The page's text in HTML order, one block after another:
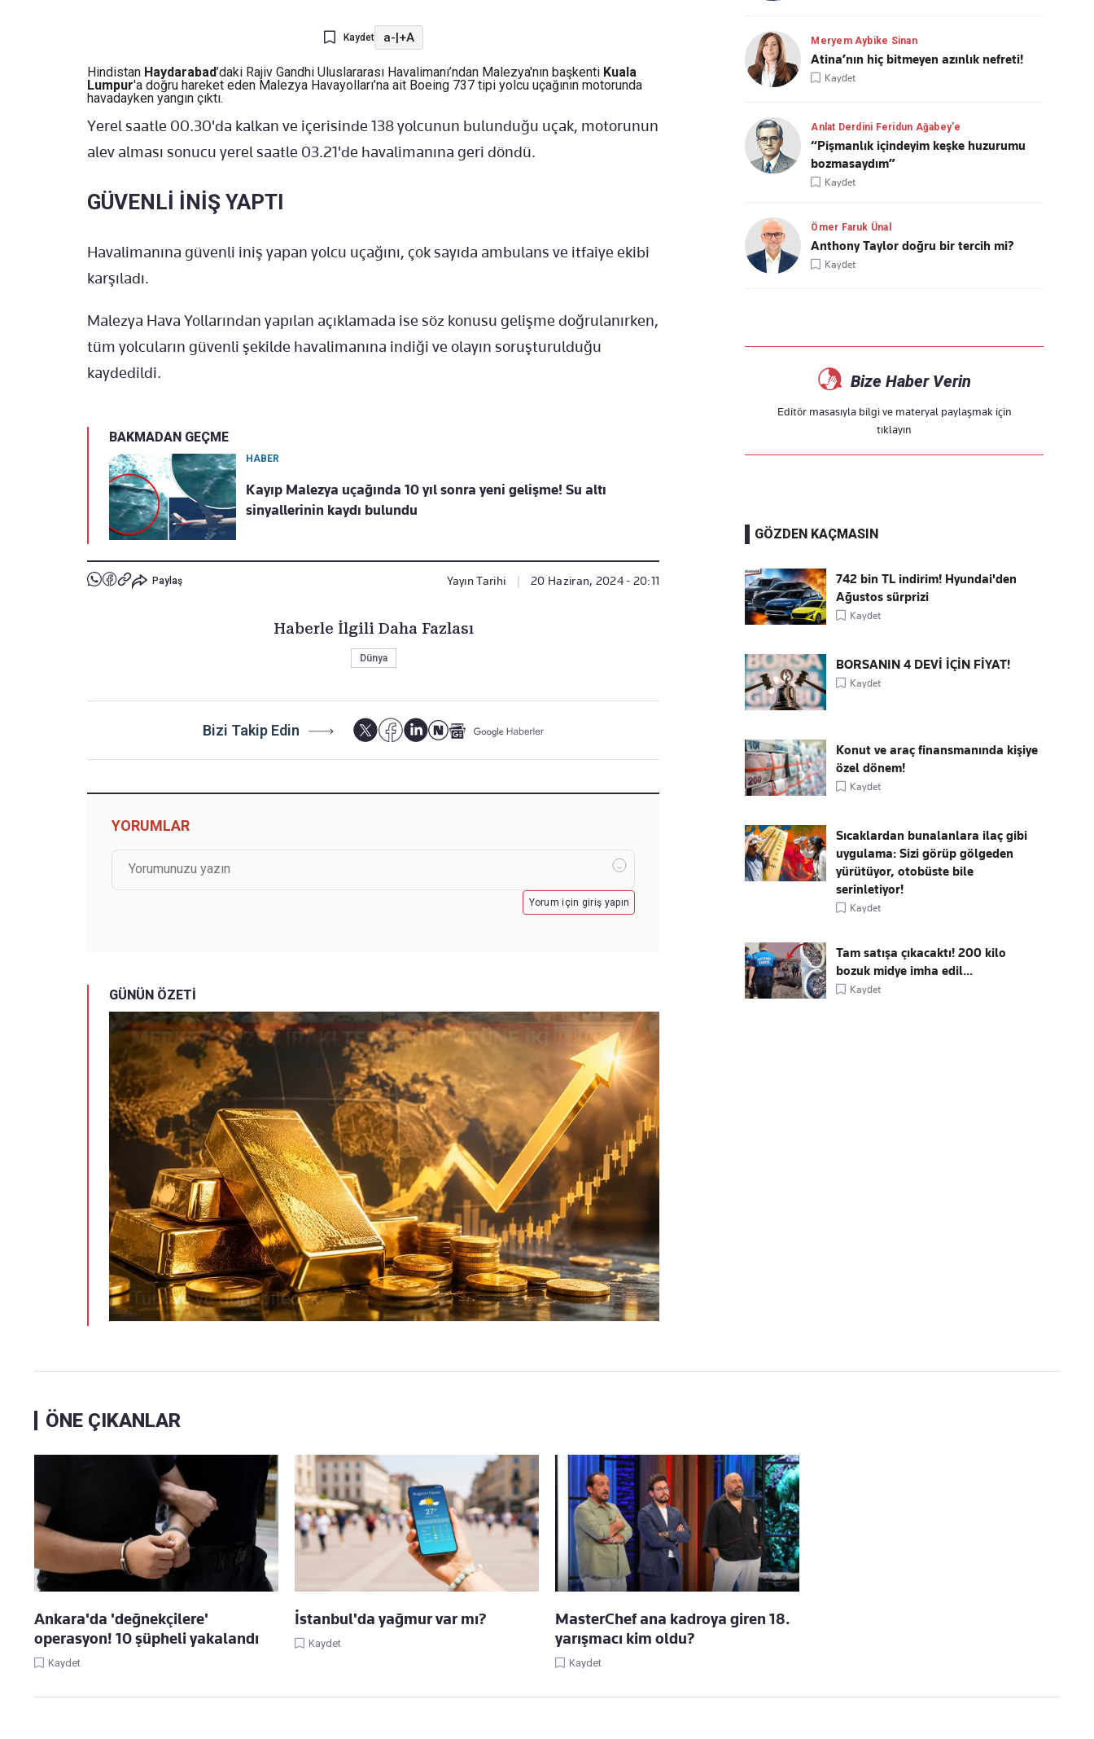
Kaydet a-|+A
Hindistan Haydarabad’daki Rajiv Gandhi Uluslararası Havalimanı’ndan Malezya'nın başkenti Kuala
Lumpur'a doğru hareket eden Malezya Havayolları’na ait Boeing 737 tipi yolcu uçağının motorunda
havadayken yangın çıktı.
Yerel saatle 00.30'da kalkan ve içerisinde 138 yolcunun bulunduğu uçak, motorunun
alev alması sonucu yerel saatle 03.21'de havalimanına geri döndü.
GÜVENLİ İNİŞ YAPTI
Havalimanına güvenli iniş yapan yolcu uçağını, çok sayıda ambulans ve itfaiye ekibi
karşıladı.
Malezya Hava Yollarından yapılan açıklamada ise söz konusu gelişme doğrulanırken,
tüm yolcuların güvenli şekilde havalimanına indiği ve olayın soruşturulduğu
kaydedildi.
BAKMADAN GEÇME
HABER
Kayıp Malezya uçağında 10 yıl sonra yeni gelişme! Su altı
sinyallerinin kaydı bulundu
Paylaş Yayın Tarihi 20 Haziran, 2024 - 20:11
Haberle İlgili Daha Fazlası
Dünya
Bizi Takip Edin
YORUMLAR
Yorum için giriş yapın
GÜNÜN ÖZETİ
Meryem Aybike Sinan
Atina’nın hiç bitmeyen azınlık nefreti!
Kaydet
Anlat Derdini Feridun Ağabey'e
“Pişmanlık içindeyim keşke huzurumu
bozmasaydım”
Kaydet
Ömer Faruk Ünal
Anthony Taylor doğru bir tercih mi?
Kaydet
Bize Haber Verin
Editör masasıyla bilgi ve materyal paylaşmak için
tıklayın
GÖZDEN KAÇMASIN
742 bin TL indirim! Hyundai'den
Ağustos sürprizi
Kaydet
BORSANIN 4 DEVİ İÇİN FİYAT!
Kaydet
Konut ve araç finansmanında kişiye
özel dönem!
Kaydet
Sıcaklardan bunalanlara ilaç gibi
uygulama: Sizi görüp gölgeden
yürütüyor, otobüste bile
serinletiyor!
Kaydet
Tam satışa çıkacaktı! 200 kilo
bozuk midye imha edil...
Kaydet
ÖNE ÇIKANLAR
Ankara'da 'değnekçilere'
operasyon! 10 şüpheli yakalandı
Kaydet
İstanbul'da yağmur var mı?
Kaydet
MasterChef ana kadroya giren 18.
yarışmacı kim oldu?
Kaydet